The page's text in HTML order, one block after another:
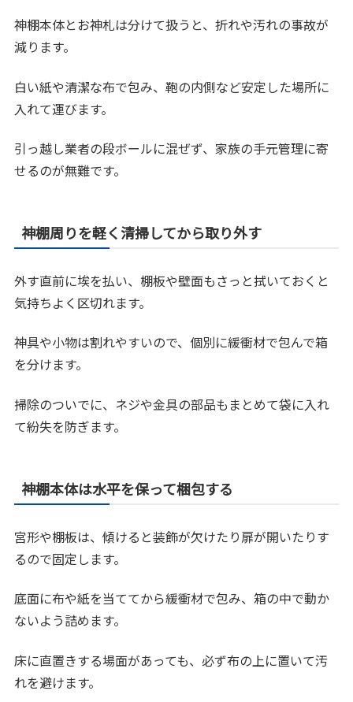
神棚本体とお神札は分けて扱うと、折れや汚れの事故が
減ります。
白い紙や清潔な布で包み、鞄の内側など安定した場所に
入れて運びます。
引っ越し業者の段ボールに混ぜず、家族の手元管理に寄
せるのが無難です。
神棚周りを軽く清掃してから取り外す
外す直前に埃を払い、棚板や壁面もさっと拭いておくと
気持ちよく区切れます。
神具や小物は割れやすいので、個別に緩衝材で包んで箱
を分けます。
掃除のついでに、ネジや金具の部品もまとめて袋に入れ
て紛失を防ぎます。
神棚本体は水平を保って梱包する
宮形や棚板は、傾けると装飾が欠けたり扉が開いたりす
るので固定します。
底面に布や紙を当ててから緩衝材で包み、箱の中で動か
ないよう詰めます。
床に直置きする場面があっても、必ず布の上に置いて汚
れを避けます。